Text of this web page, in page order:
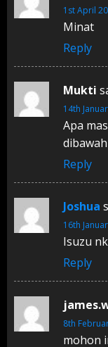
1st April
Minat
Reply
Mukti
14th
Apa
Reply
Joshua
16th
Isuzu
Reply
8th
mohon